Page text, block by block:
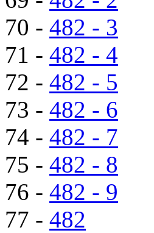
70 - 482 - 3
71 - 482 - 4
72 - 482 - 5
73 - 482 - 6
74 - 482 - 7
75 - 482 - 8
76 - 482 - 9
77 - 482